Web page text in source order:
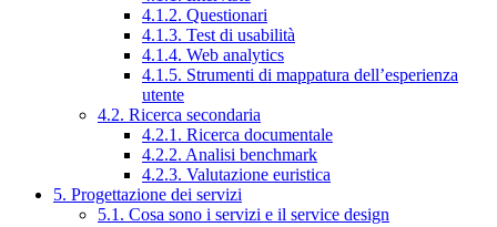
4.1.2. Questionari
4.1.3. Test di usabilità
4.1.4. Web analytics
4.1.5. Strumenti di mappatura dell’esperienza
utente
4.2. Ricerca secondaria
4.2.1. Ricerca documentale
4.2.2. Analisi benchmark
4.2.3. Valutazione euristica
5. Progettazione dei servizi
5.1. Cosa sono i servizi e il service design